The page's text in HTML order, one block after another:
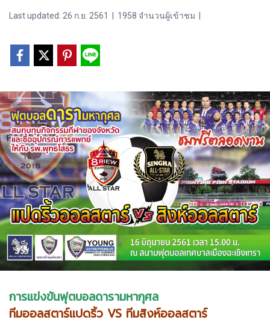
Last updated: 26 ก.ย. 2561 1958 จำนวนผู้เข้าชม
การแข่งขันฟุตบอลดารามหากุศล
ทีมออลสตาร์แปดริ้ว VS ทีมสิงห์ออลสตาร์